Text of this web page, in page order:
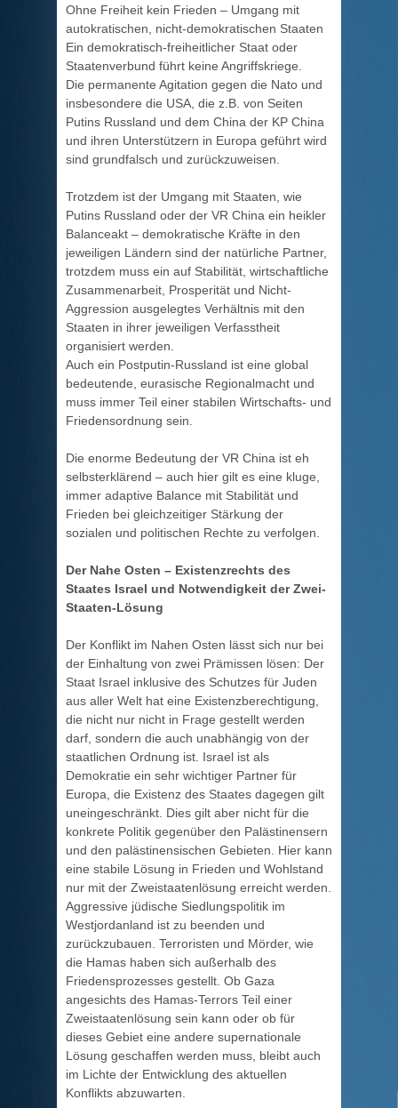
Ohne Freiheit kein Frieden – Umgang mit
autokratischen, nicht-demokratischen Staaten
Ein demokratisch-freiheitlicher Staat oder
Staatenverbund führt keine Angriffskriege.
Die permanente Agitation gegen die Nato und
insbesondere die USA, die z.B. von Seiten
Putins Russland und dem China der KP China
und ihren Unterstützern in Europa geführt wird
sind grundfalsch und zurückzuweisen.
Trotzdem ist der Umgang mit Staaten, wie
Putins Russland oder der VR China ein heikler
Balanceakt – demokratische Kräfte in den
jeweiligen Ländern sind der natürliche Partner,
trotzdem muss ein auf Stabilität, wirtschaftliche
Zusammenarbeit, Prosperität und Nicht-
Aggression ausgelegtes Verhältnis mit den
Staaten in ihrer jeweiligen Verfasstheit
organisiert werden.
Auch ein Postputin-Russland ist eine global
bedeutende, eurasische Regionalmacht und
muss immer Teil einer stabilen Wirtschafts- und
Friedensordnung sein.
Die enorme Bedeutung der VR China ist eh
selbsterklärend – auch hier gilt es eine kluge,
immer adaptive Balance mit Stabilität und
Frieden bei gleichzeitiger Stärkung der
sozialen und politischen Rechte zu verfolgen.
Der Nahe Osten – Existenzrechts des
Staates Israel und Notwendigkeit der Zwei-
Staaten-Lösung
Der Konflikt im Nahen Osten lässt sich nur bei
der Einhaltung von zwei Prämissen lösen: Der
Staat Israel inklusive des Schutzes für Juden
aus aller Welt hat eine Existenzberechtigung,
die nicht nur nicht in Frage gestellt werden
darf, sondern die auch unabhängig von der
staatlichen Ordnung ist. Israel ist als
Demokratie ein sehr wichtiger Partner für
Europa, die Existenz des Staates dagegen gilt
uneingeschränkt. Dies gilt aber nicht für die
konkrete Politik gegenüber den Palästinensern
und den palästinensischen Gebieten. Hier kann
eine stabile Lösung in Frieden und Wohlstand
nur mit der Zweistaatenlösung erreicht werden.
Aggressive jüdische Siedlungspolitik im
Westjordanland ist zu beenden und
zurückzubauen. Terroristen und Mörder, wie
die Hamas haben sich außerhalb des
Friedensprozesses gestellt. Ob Gaza
angesichts des Hamas-Terrors Teil einer
Zweistaatenlösung sein kann oder ob für
dieses Gebiet eine andere supernationale
Lösung geschaffen werden muss, bleibt auch
im Lichte der Entwicklung des aktuellen
Konflikts abzuwarten.